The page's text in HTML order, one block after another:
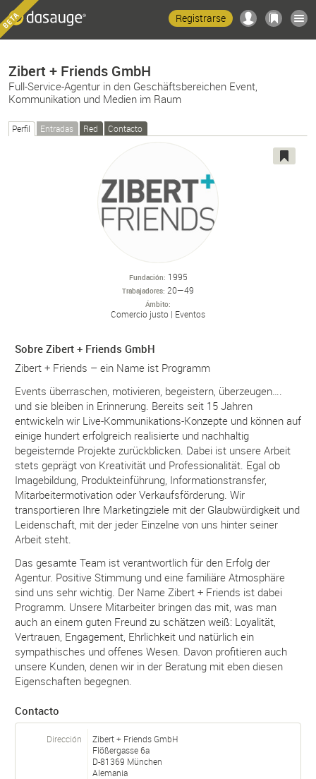
Registrarse
Zibert + Friends GmbH
Full-Service-Agentur in den Geschäftsbereichen Event,
Kommunikation und Medien im Raum
Perfil Entradas Red Contacto
Fundación 1995
Trabajadores 20—49
Ámbito
Comercio justo Eventos
Sobre Zibert + Friends GmbH
Zibert + Friends – ein Name ist Programm
Events überraschen, motivieren, begeistern, überzeugen….
und sie bleiben in Erinnerung. Bereits seit 15 Jahren
entwickeln wir Live-Kommunikations-Konzepte und können auf
einige hundert erfolgreich realisierte und nachhaltig
begeisternde Projekte zurückblicken. Dabei ist unsere Arbeit
stets geprägt von Kreativität und Professionalität. Egal ob
Imagebildung, Produkteinführung, Informationstransfer,
Mitarbeitermotivation oder Verkaufsförderung. Wir
transportieren Ihre Marketingziele mit der Glaubwürdigkeit und
Leidenschaft, mit der jeder Einzelne von uns hinter seiner
Arbeit steht.
Das gesamte Team ist verantwortlich für den Erfolg der
Agentur. Positive Stimmung und eine familiäre Atmosphäre
sind uns sehr wichtig. Der Name Zibert + Friends ist dabei
Programm. Unsere Mitarbeiter bringen das mit, was man
auch an einem guten Freund zu schätzen weiß: Loyalität,
Vertrauen, Engagement, Ehrlichkeit und natürlich ein
sympathisches und offenes Wesen. Davon profitieren auch
unsere Kunden, denen wir in der Beratung mit eben diesen
Eigenschaften begegnen.
Contacto
Dirección
Zibert + Friends GmbH
Flößergasse 6a
D-81369 München
Alemania